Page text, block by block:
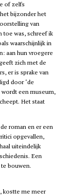
of zelfs
bijzonder het
van
toe was, schreef ik
waarschijnlijk in
aan hun vroegere
zich met de
er is sprake van
door ‘de
een museum,
Het staat
roman en er een
opgevallen,
uiteindelijk
Een
bouwen.
kostte me meer